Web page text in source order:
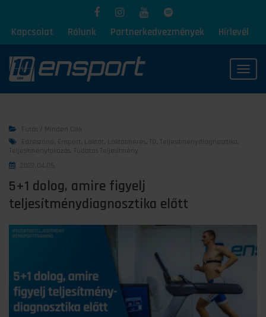
Kapcsolat Rólunk Partnerkedvezmények Hírlevél
Futás / Minden Cikk
Edzészóna, Ensport , Laktát , Laktátmérés, TD , Teljesítménydiagnosztika,
Teljesítményfokozás, Tudatos Teljesítmény
2022.04.05.
5+1 dolog, amire figyelj
teljesítménydiagnosztika előtt